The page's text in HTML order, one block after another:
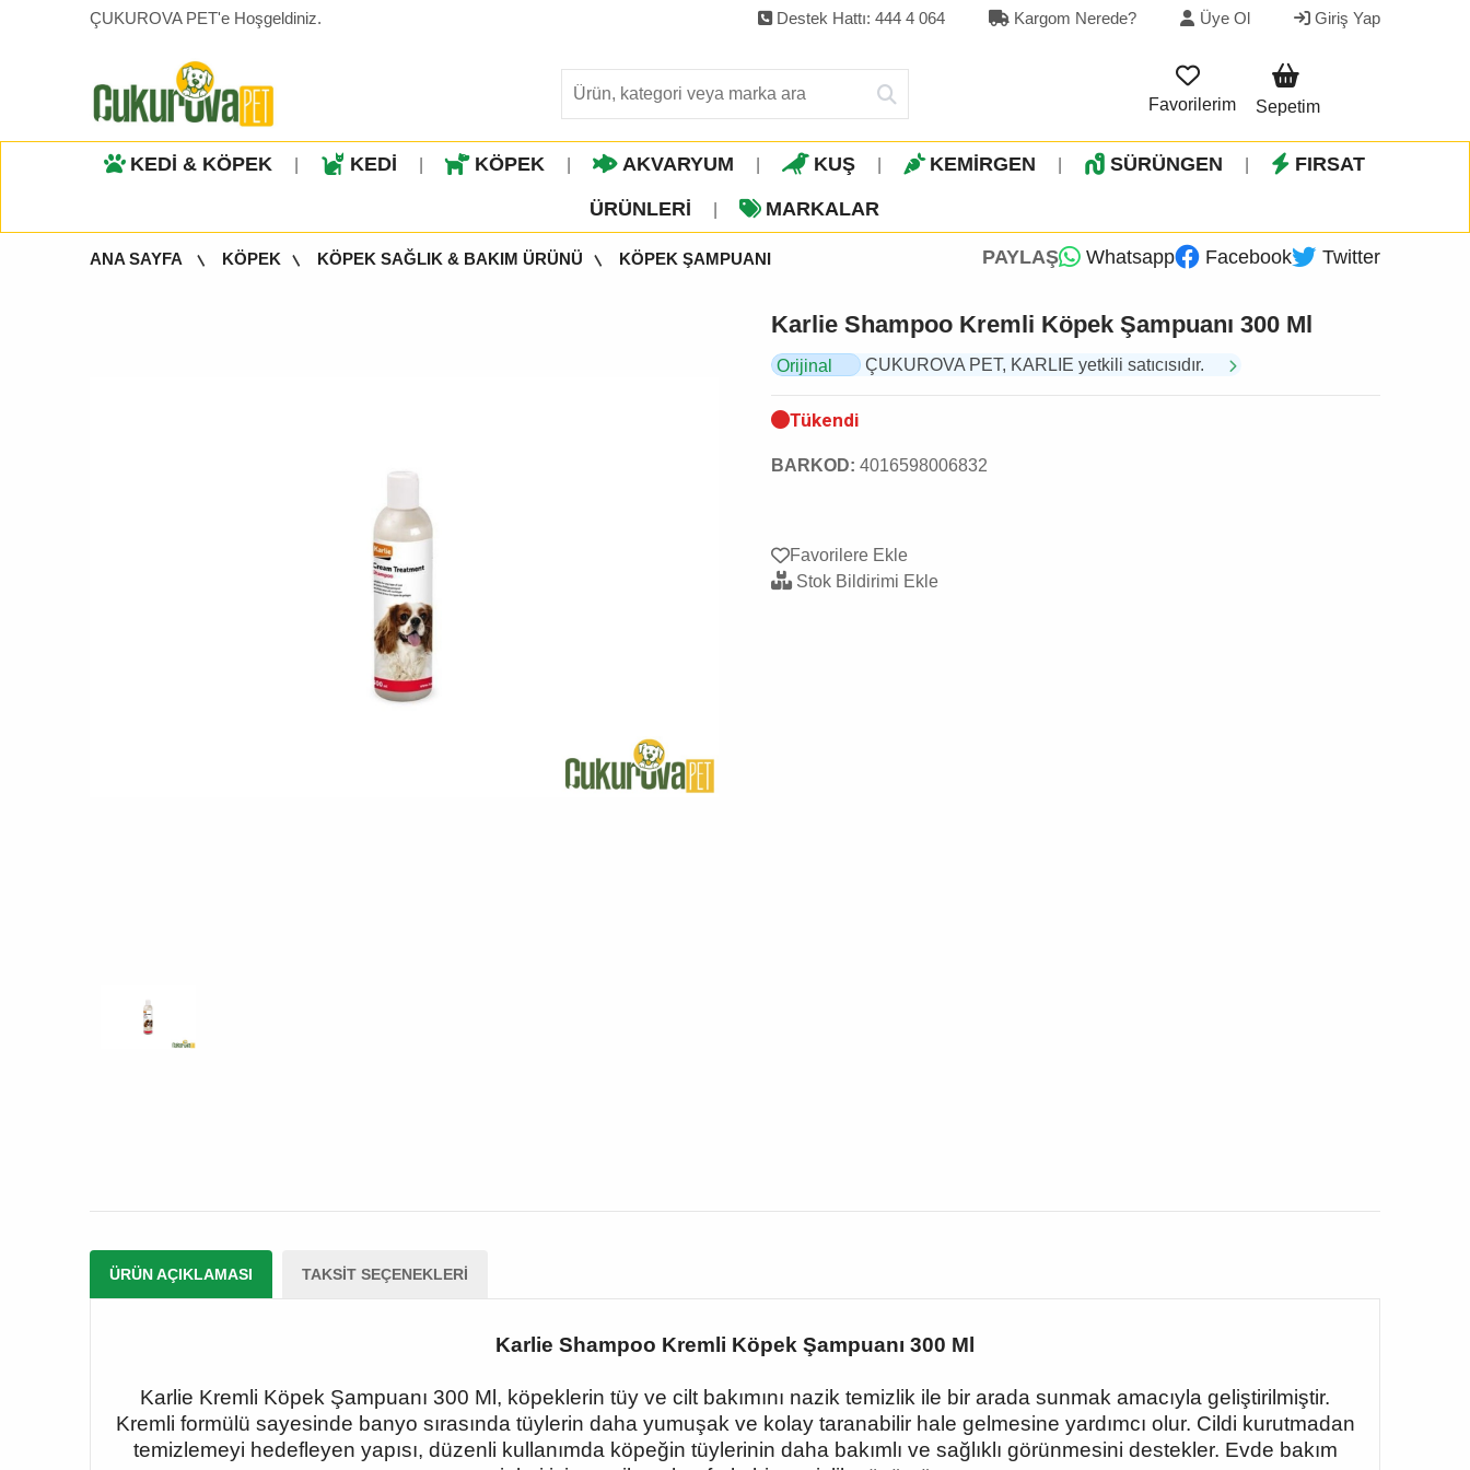
ÇUKUROVA PET'e Hoşgeldiniz. Destek Hattı: 444 4 064 Kargom Nerede? Üye Ol Giriş Yap
Favorilerim Sepetim
KEDİ & KÖPEK KEDİ KÖPEK AKVARYUM KUŞ KEMİRGEN SÜRÜNGEN FIRSAT
ÜRÜNLERI MARKALAR
ANA SAYFA KÖPEK KÖPEK SAĞLIK & BAKIM ÜRÜNÜ KÖPEK ŞAMPUANI PAYLAŞ Whatsapp Facebook Twitter
Karlie Shampoo Kremli Köpek Şampuanı 300 Ml
Orijinal
ÇUKUROVA PET, KARLIE yetkili satıcısıdır.
Tükendi
BARKOD: 4016598006832
Favorilere Ekle
Stok Bildirimi Ekle
ÜRÜN AÇIKLAMASI TAKSIT SEÇENEKLERI
Karlie Shampoo Kremli Köpek Şampuanı 300 Ml
Karlie Kremli Köpek Şampuanı 300 Ml, köpeklerin tüy ve cilt bakımını nazik temizlik ile bir arada sunmak amacıyla geliştirilmiştir.
Kremli formülü sayesinde banyo sırasında tüylerin daha yumuşak ve kolay taranabilir hale gelmesine yardımcı olur. Cildi kurutmadan
temizlemeyi hedefleyen yapısı, düzenli kullanımda köpeğin tüylerinin daha bakımlı ve sağlıklı görünmesini destekler. Evde bakım